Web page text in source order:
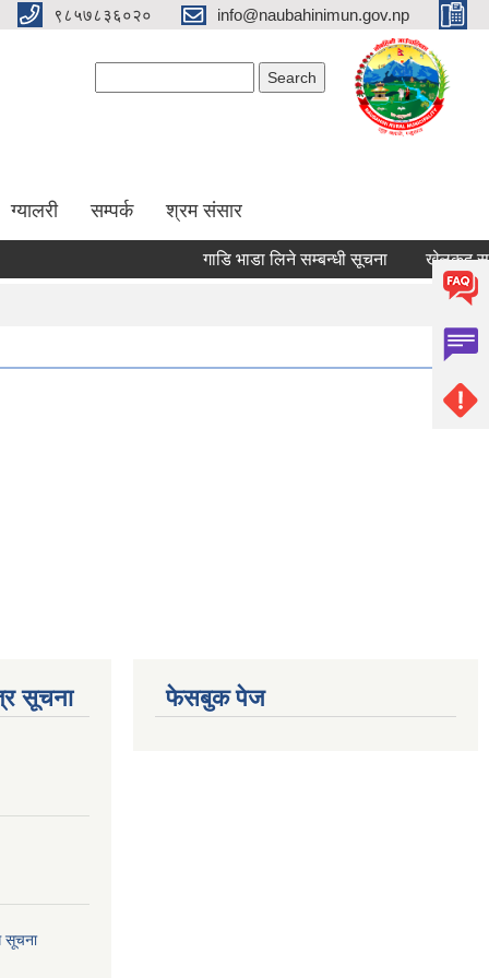
९८५७८३६०२० info@naubahinimun.gov.np
ग्यालरी सम्पर्क श्रम संसार
गाडि भाडा लिने सम्बन्धी सूचना खेलकुद
सूचना
सूचना
फेसबुक पेज